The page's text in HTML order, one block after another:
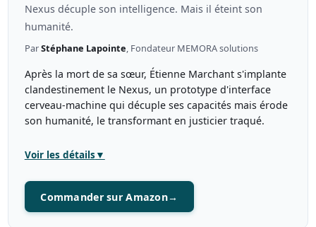
Nexus décuple son intelligence. Mais il éteint son
humanité.
ParStéphane Lapointe, Fondateur MEMORA solutions
Après la mort de sa sœur, Étienne Marchant s'implante
clandestinement le Nexus, un prototype d'interface
cerveau-machine qui décuple ses capacités mais érode
son humanité, le transformant en justicier traqué.
Voir les détails▼
Commander sur Amazon→